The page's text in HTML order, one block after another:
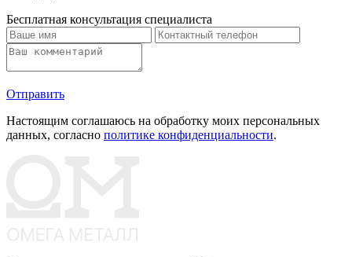
Бесплатная консультация специалиста
Отправить
Настоящим соглашаюсь на обработку моих персональных
данных, согласно политике конфиденциальности.